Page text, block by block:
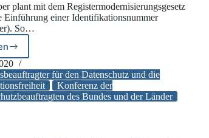
plant mit dem Registermodernisierungsgesetz
Einführung einer Identifikationsnummer
So…
für den Datenschutz und die
Konferenz der
des Bundes und der Länder